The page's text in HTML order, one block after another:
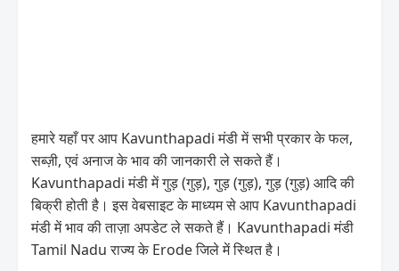
हमारे यहाँ पर आप Kavunthapadi मंडी में सभी प्रकार के फल,
सब्ज़ी, एवं अनाज के भाव की जानकारी ले सकते हैं।
Kavunthapadi मंडी में गुड़ (गुड़), गुड़ (गुड़), गुड़ (गुड़) आदि की
बिक्री होती है। इस वेबसाइट के माध्यम से आप Kavunthapadi
मंडी में भाव की ताज़ा अपडेट ले सकते हैं। Kavunthapadi मंडी
Tamil Nadu राज्य के Erode जिले में स्थित है।